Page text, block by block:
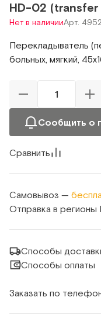
HD-02 (transfer
Нет в наличииАрт. 4952
Перекладыватель
больных, мягкий,
Сообщить о
Сравнить
Самовывоз —
Отправка в
Способы
Способы оплаты
Заказать по